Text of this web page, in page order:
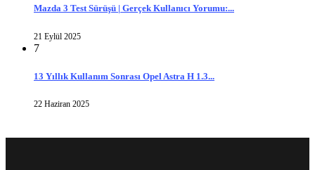
Mazda 3 Test Sürüşü | Gerçek Kullanıcı Yorumu:...
21 Eylül 2025
7
13 Yıllık Kullanım Sonrası Opel Astra H 1.3...
22 Haziran 2025